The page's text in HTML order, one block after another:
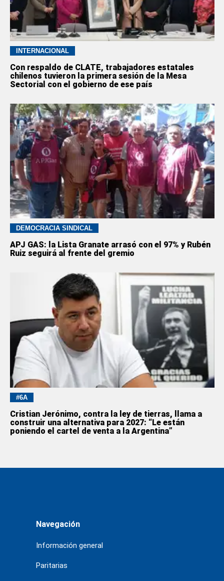
INTERNACIONAL
Con respaldo de CLATE, trabajadores estatales
chilenos tuvieron la primera sesión de la Mesa
Sectorial con el gobierno de ese país
DEMOCRACIA SINDICAL
APJ GAS: la Lista Granate arrasó con el 97% y Rubén
Ruiz seguirá al frente del gremio
#6A
Cristian Jerónimo, contra la ley de tierras, llama a
construir una alternativa para 2027: “Le están
poniendo el cartel de venta a la Argentina”
Navegación
Información general
Paritarias